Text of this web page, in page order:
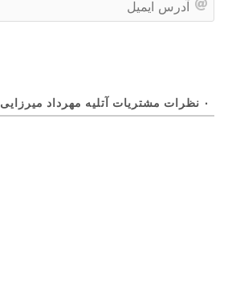
۰ نظرات مشتریات آتلیه مهرداد میرزایی